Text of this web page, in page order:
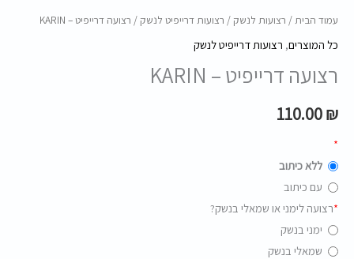
עמוד הבית/ רצועות לנשק / רצועות דרייפיט לנשק / רצועה דרייפיט – KARIN
כל המוצרים, רצועות דרייפיט לנשק
רצועה דרייפיט – KARIN
110.00₪
*
ללא כיתוב
עם כיתוב
*רצועה לימני או שמאלי בנשק?
ימני בנשק
שמאלי בנשק